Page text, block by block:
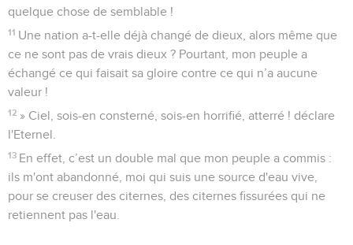
quelque chose de semblable !
11 Une nation a-t-elle déjà changé de dieux, alors même que
ce ne sont pas de vrais dieux ? Pourtant, mon peuple a
échangé ce qui faisait sa gloire contre ce qui n’a aucune
valeur !
12 » Ciel, sois-en consterné, sois-en horrifié, atterré ! déclare
l'Eternel.
13 En effet, c’est un double mal que mon peuple a commis :
ils m'ont abandonné, moi qui suis une source d'eau vive,
pour se creuser des citernes, des citernes fissurées qui ne
retiennent pas l'eau.